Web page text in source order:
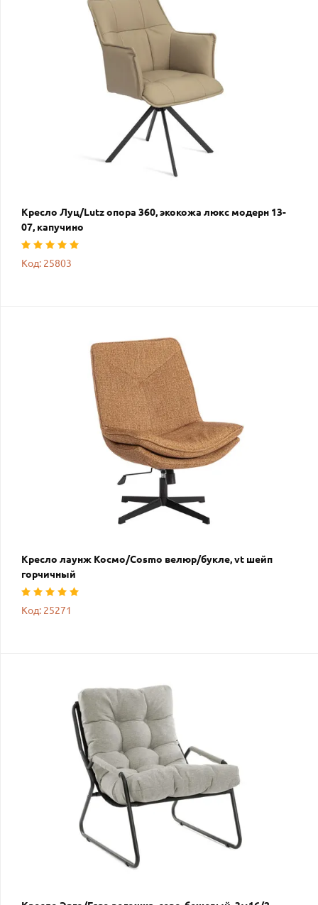
Кресло Луц/Lutz опора 360, экокожа люкс модерн 13-
07, капучино
Код: 25803
Кресло лаунж Космо/Cosmo велюр/букле, vt шейп
горчичный
Код: 25271